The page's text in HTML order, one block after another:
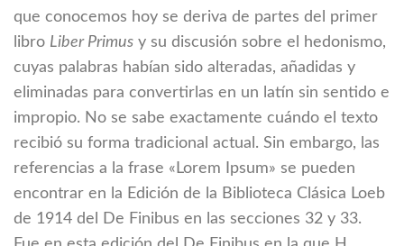
que conocemos hoy se deriva de partes del primer
libro Liber Primus y su discusión sobre el hedonismo,
cuyas palabras habían sido alteradas, añadidas y
eliminadas para convertirlas en un latín sin sentido e
impropio. No se sabe exactamente cuándo el texto
recibió su forma tradicional actual. Sin embargo, las
referencias a la frase «Lorem Ipsum» se pueden
encontrar en la Edición de la Biblioteca Clásica Loeb
de 1914 del De Finibus en las secciones 32 y 33.